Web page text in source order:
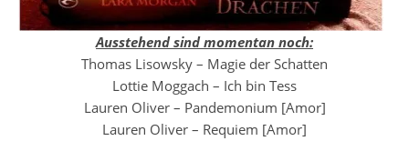
Ausstehend sind momentan noch:
Thomas Lisowsky – Magie der Schatten
Lottie Moggach – Ich bin Tess
Lauren Oliver – Pandemonium [Amor]
Lauren Oliver – Requiem [Amor]